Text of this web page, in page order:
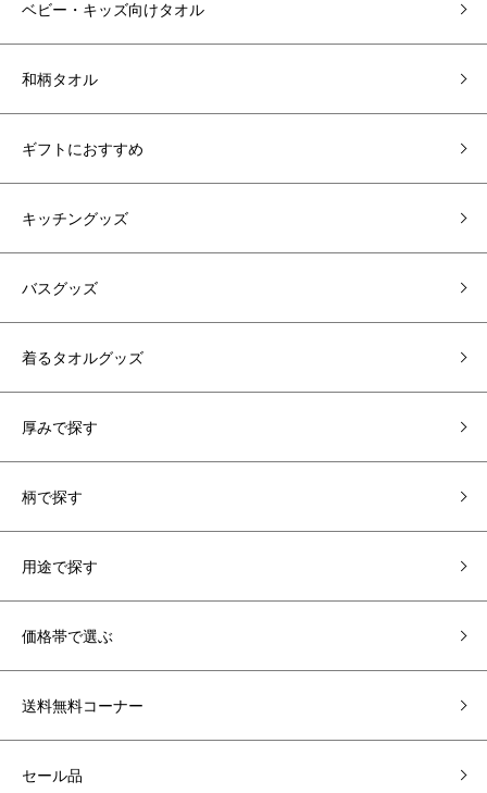
ベビー・キッズ向けタオル
和柄タオル
ギフトにおすすめ
キッチングッズ
バスグッズ
着るタオルグッズ
厚みで探す
柄で探す
用途で探す
価格帯で選ぶ
送料無料コーナー
セール品